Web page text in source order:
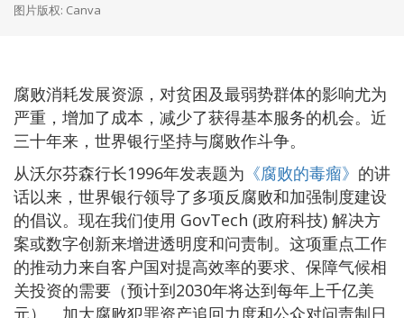
图片版权: Canva
腐败消耗发展资源，对贫困及最弱势群体的影响尤为
严重，增加了成本，减少了获得基本服务的机会。近
三十年来，世界银行坚持与腐败作斗争。
从沃尔芬森行长1996年发表题为 《腐败的毒瘤》 的讲
话以来，世界银行领导了多项反腐败和加强制度建设
的倡议。现在我们使用 GovTech (政府科技) 解决方
案或数字创新来增进透明度和问责制。这项重点工作
的推动力来自客户国对提高效率的要求、保障气候相
关投资的需要（预计到2030年将达到每年上千亿美
元）、加大腐败犯罪资产追回力度和公众对问责制日